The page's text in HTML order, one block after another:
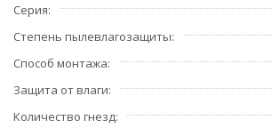
Серия
Степень пылевлагозащиты
Способ монтажа
Защита от влаги
Количество гнезд